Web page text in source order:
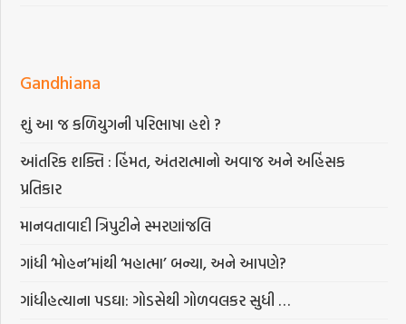
Gandhiana
શું આ જ કળિયુગની પરિભાષા હશે ?
આંતરિક શક્તિ : હિંમત, અંતરાત્માનો અવાજ અને અહિંસક
પ્રતિકાર
માનવતાવાદી ત્રિપુટીને સ્મરણાંજલિ
ગાંધી ‘મોહન’માંથી ‘મહાત્મા’ બન્યા, અને આપણે?
ગાંધીહત્યાના પડઘા: ગોડસેથી ગોળવલકર સુધી …